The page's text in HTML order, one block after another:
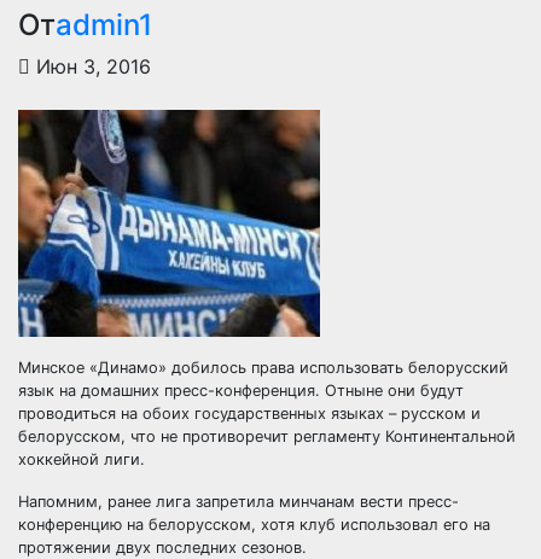
Отadmin1
Июн 3, 2016
Минское «Динамо» добилось права использовать белорусский
язык на домашних пресс-конференция. Отныне они будут
проводиться на обоих государственных языках – русском и
белорусском, что не противоречит регламенту Континентальной
хоккейной лиги.
Напомним, ранее лига запретила минчанам вести пресс-
конференцию на белорусском, хотя клуб использовал его на
протяжении двух последних сезонов.